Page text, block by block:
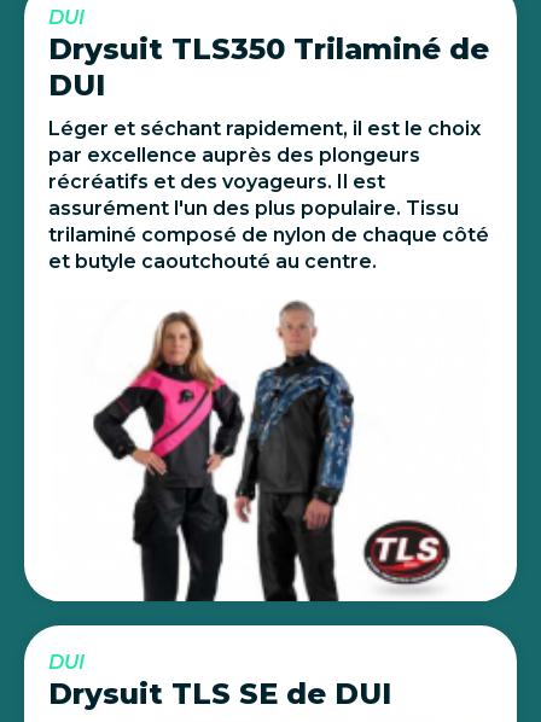
DUI
Drysuit TLS350 Trilaminé de
DUI
Léger et séchant rapidement, il est le choix
par excellence auprès des plongeurs
récréatifs et des voyageurs. Il est
assurément l'un des plus populaire. Tissu
trilaminé composé de nylon de chaque côté
et butyle caoutchouté au centre.
DUI
Drysuit TLS SE de DUI